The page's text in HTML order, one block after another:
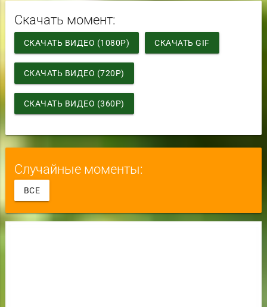
Скачать момент:
СКАЧАТЬ ВИДЕО (1080P) СКАЧАТЬ GIF
СКАЧАТЬ ВИДЕО (720P)
СКАЧАТЬ ВИДЕО (360P)
Случайные моменты:
ВСЕ